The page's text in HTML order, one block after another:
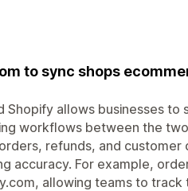
to sync shops
allows businesses
workflows between the
refunds, and customer
accuracy. For example,
allowing teams to track